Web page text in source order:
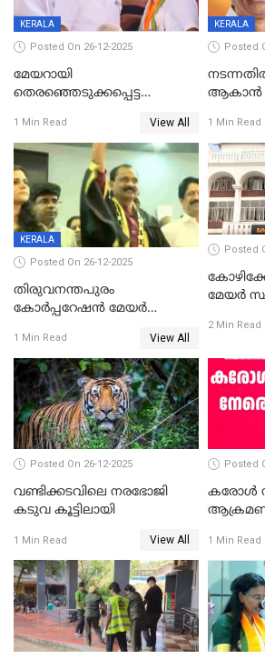
KERALA
Posted On 26-12-2025
മേയറായി
തെരഞ്ഞെടുക്കപ്പെട്ട
ആദ്യ വോട്ട് അസാധു; കണ്ണൂർ
ഡെപ്യൂട്ടി മേയർ സ്ഥാനത്ത്
താഹിറിന് വിജയം
1 Min Read View All
KERALA
Posted
ആകാൻ
തന്നെ
1 Min Read
KERALA
Posted On 26-12-2025
തിരുവനന്തപുരം
കോര്‍പ്പറേഷന്‍ മേയര്‍
ഹൈക്കോടതിയിലേക്ക്;
സത്യപ്രതിജ്ഞ ചടങ്ങില്‍
ചട്ടലംഘനമെന്ന് പാർട്ടി
1 Min Read View All
Posted
മേയർ
2 Min Read
Posted On 26-12-2025
വണ്ടിക്കടവിലെ നരഭോജി
കടുവ കൂട്ടിലായി
1 Min Read View All
Posted
കരോള്‍
1 Min Read